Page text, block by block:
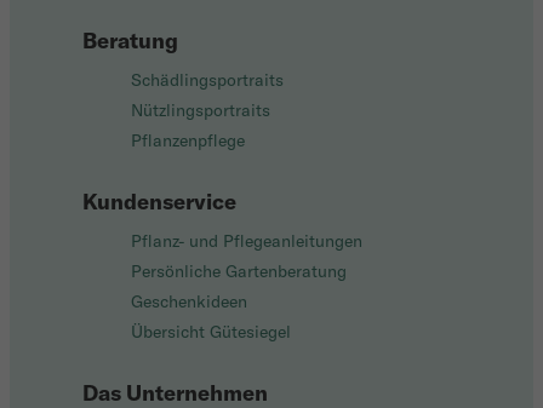
Beratung
Schädlingsportraits
Nützlingsportraits
Pflanzenpflege
Kundenservice
Pflanz- und Pflegeanleitungen
Persönliche Gartenberatung
Geschenkideen
Übersicht Gütesiegel
Das Unternehmen